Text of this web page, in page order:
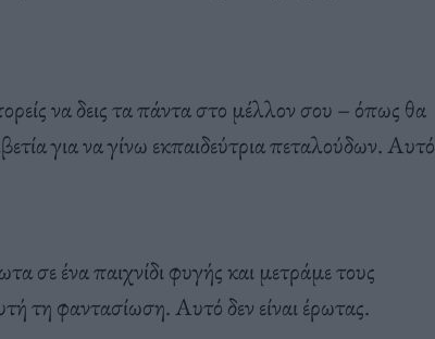
να δεις τα πάντα στο μέλλον σου – όπως θα
για να γίνω εκπαιδεύτρια πεταλούδων. Αυτό
σε ένα παιχνίδι φυγής και μετράμε τους
τη φαντασίωση. Αυτό δεν είναι έρωτας.